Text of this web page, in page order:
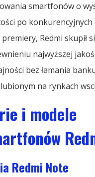
smartfonów o
po konkurencyjnych
Redmi skupił
najwyższej
bez łamania
na rynkach
i modele
Redmi Note